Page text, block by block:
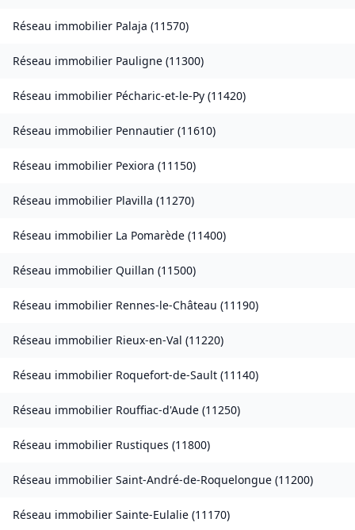
Réseau immobilier Palaja (11570)
Réseau immobilier Pauligne (11300)
Réseau immobilier Pécharic-et-le-Py (11420)
Réseau immobilier Pennautier (11610)
Réseau immobilier Pexiora (11150)
Réseau immobilier Plavilla (11270)
Réseau immobilier La Pomarède (11400)
Réseau immobilier Quillan (11500)
Réseau immobilier Rennes-le-Château (11190)
Réseau immobilier Rieux-en-Val (11220)
Réseau immobilier Roquefort-de-Sault (11140)
Réseau immobilier Rouffiac-d'Aude (11250)
Réseau immobilier Rustiques (11800)
Réseau immobilier Saint-André-de-Roquelongue (11200)
Réseau immobilier Sainte-Eulalie (11170)